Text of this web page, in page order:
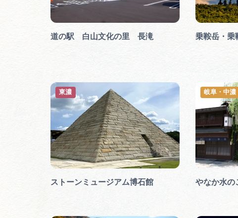
道の駅 白山文化の里 長滝 乗鞍岳・乗
ストーンミュージアム博石館
東濃
やなか水の
岐阜・中濃